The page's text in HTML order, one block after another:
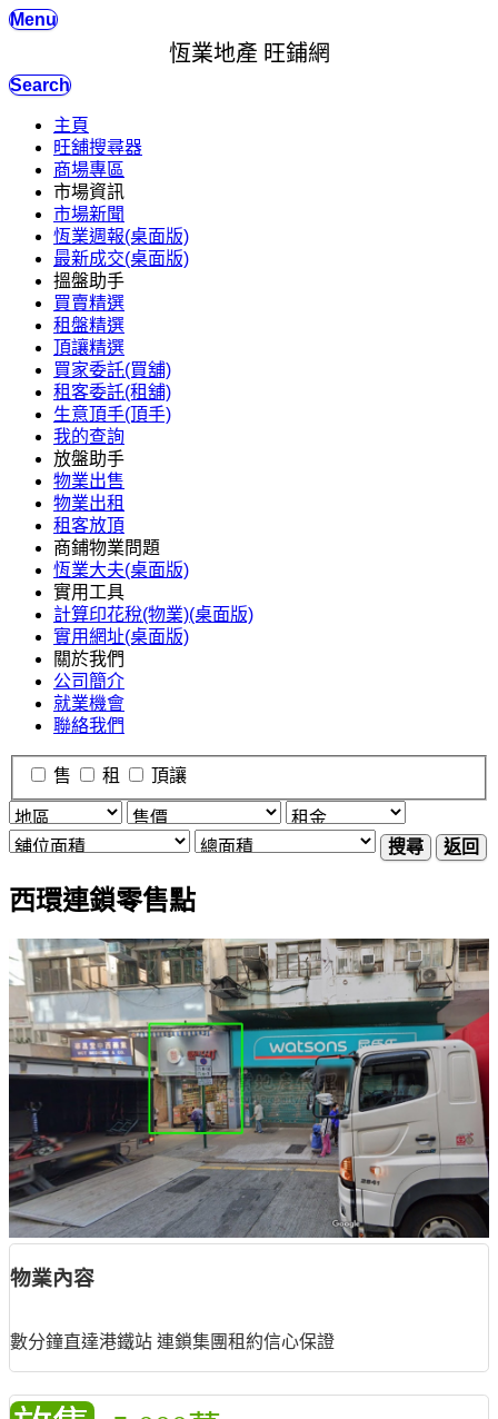
Menu
恆業地產 旺鋪網
Search
主頁
旺舖搜尋器
商場專區
市場資訊
市場新聞
恆業週報(桌面版)
最新成交(桌面版)
搵盤助手
買賣精選
租盤精選
頂讓精選
買家委託(買舖)
租客委託(租舖)
生意頂手(頂手)
我的查詢
放盤助手
物業出售
物業出租
租客放頂
商鋪物業問題
恆業大夫(桌面版)
實用工具
計算印花稅(物業)(桌面版)
實用網址(桌面版)
關於我們
公司簡介
就業機會
聯絡我們
售 租 頂讓
搜尋 返回
西環連鎖零售點
物業內容
數分鐘直達港鐵站 連鎖集團租約信心保證